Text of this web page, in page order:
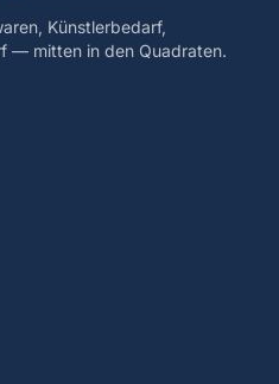
Künstlerbedarf,
— mitten in den Quadraten.